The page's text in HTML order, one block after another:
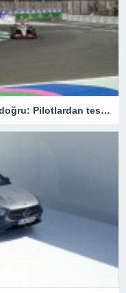
F1 Suudi Arabistan Grand Prix’sine doğru: Pilotlardan test sürüşleri – Son Dakika Spor Haberleri